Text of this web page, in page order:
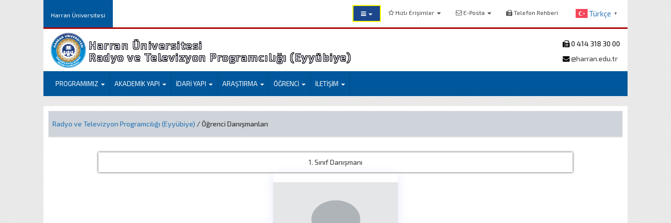
Harran Üniversitesi Hızlı Erişimler E-Posta Telefon Rehberi Türkçe ▼
Harran Üniversitesi
Radyo ve Televizyon Programcılığı (Eyyübiye)
0 414 318 30 00
@harran.edu.tr
PROGRAMIMIZ AKADEMİK YAPI İDARİ YAPI ARAŞTIRMA ÖĞRENCİ İLETİŞİM
Radyo ve Televizyon Programcılığı (Eyyübiye) / Öğrenci Danışmanları